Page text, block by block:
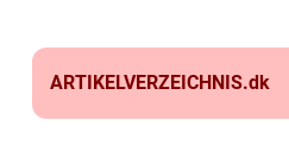
ARTIKELVERZEICHNIS.dk